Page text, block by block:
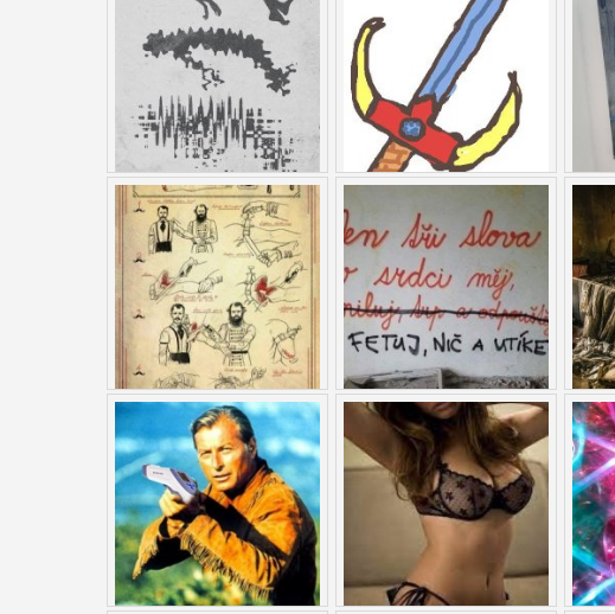
FÓRUM
BLOGY
OBRÁZKY
ĽUDIA
MÔJ PROFIL
NASTAVENIA
ROLETA